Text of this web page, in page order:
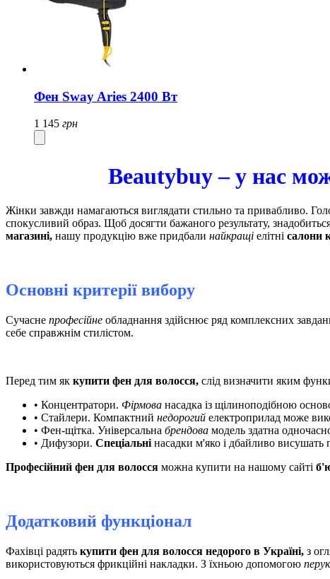
Фен Sway Aries 2400 Вт
1 145 грн
Beautybuy – у нас
Жінки завжди намагаються виглядати стильно та привабливо.
спокусливий образ. Щоб досягти бажаного результату,
магазині, нашу продукцію вже придбали найкращі елітні салони
Основні критерії вибору
Сучасне професійне обладнання здійснює ряд комплексних
себе справжнім стилістом.
Перед тим як купити фен для волосся, слід визначити яким
• Концентратори. Фірмова насадка із щілиноподібною
• Стайлери. Компактний недорогий електроприлад може
• Фен-щітка. Універсальна брендова модель здатна
• Дифузори. Спеціальні насадки м'яко і дбайливо висушать
Професійний фен для волосся можна купити на нашому сайті
Додатковий функціонал
Фахівці радять купити фен для волосся недорого в Україні, з
використовуються фрикційні накладки. З їхньою допомогою